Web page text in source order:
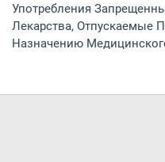
Употребления
Лекарства, Отпускаемые
Назначению